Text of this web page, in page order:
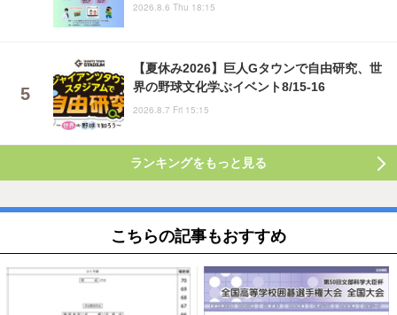
2026.8.6 Thu 18:15
【夏休み2026】巨人Gタウンで自由研究、世
界の野球文化学ぶイベント8/15-16
2026.8.7 Fri 15:15
ランキングをもっと見る
こちらの記事もおすすめ